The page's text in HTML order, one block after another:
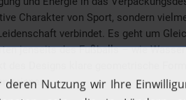
Charakter von Sport, sondern
verbindet. Es geht um
jenseits des Fußballs – wie
des Designs klare geometrische
erinnern.